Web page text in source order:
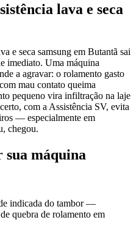
lava e seca
e seca samsung em Butantã sai
imediato. Uma máquina
a agravar: o rolamento gasto
mau contato queima
pequeno vira infiltração na laje
com a Assistência SV, evita
— especialmente em
chegou.
sua máquina
indicada do tambor —
quebra de rolamento em